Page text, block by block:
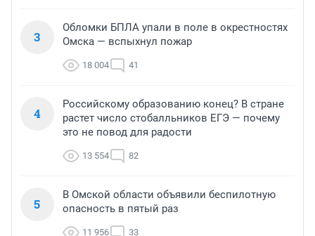
3
Обломки БПЛА упали в поле в окрестностях
Омска — вспыхнул пожар
18 004 41
4
Российскому образованию конец? В стране
растет число стобалльников ЕГЭ — почему
это не повод для радости
13 554 82
5
В Омской области объявили беспилотную
опасность в пятый раз
11 956 33